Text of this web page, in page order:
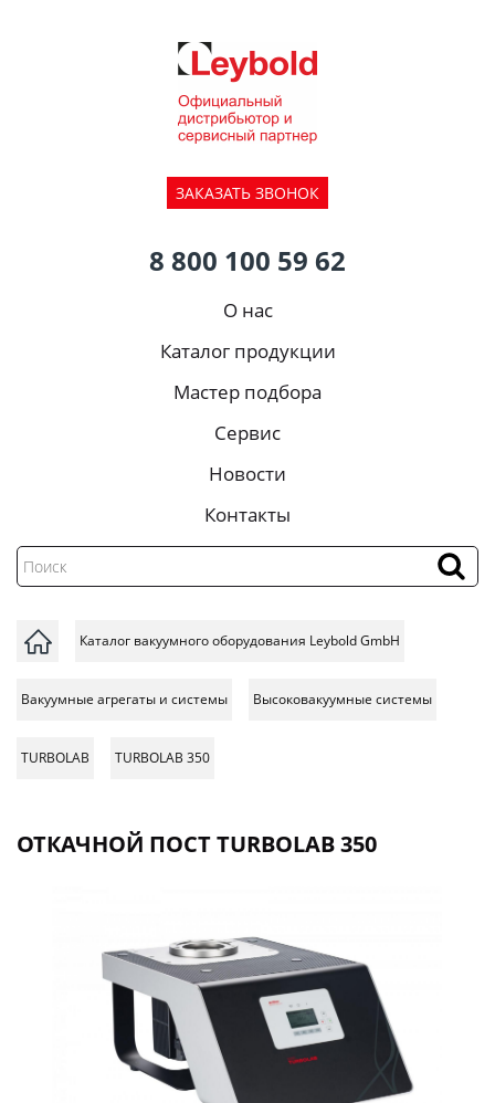
ЗАКАЗАТЬ ЗВОНОК
8 800 100 59 62
О нас
Каталог продукции
Мастер подбора
Сервис
Новости
Контакты
Каталог вакуумного оборудования Leybold GmbH
Вакуумные агрегаты и системы Высоковакуумные системы
TURBOLAB TURBOLAB 350
ОТКАЧНОЙ ПОСТ TURBOLAB 350